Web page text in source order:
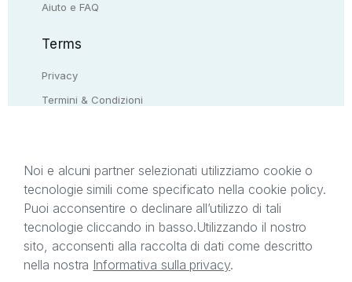
Aiuto e FAQ
Terms
Privacy
Termini & Condizioni
Il presente sito web è di proprietà di StreetLib S.r.l.
C.F. e P.IVA 05338720963. StreetLib S.r.l. è
titolare di tutti i diritti di proprietà intellettuale
afferenti ai marchi, loghi e segni distintivi presenti
sul sito web. Si invita l’utente a prendere visione
Noi e alcuni partner selezionati utilizziamo cookie o
tecnologie simili come specificato nella cookie policy.
Puoi acconsentire o declinare all’utilizzo di tali
tecnologie cliccando in basso.Utilizzando il nostro
sito, acconsenti alla raccolta di dati come descritto
nella nostra Informativa sulla privacy.